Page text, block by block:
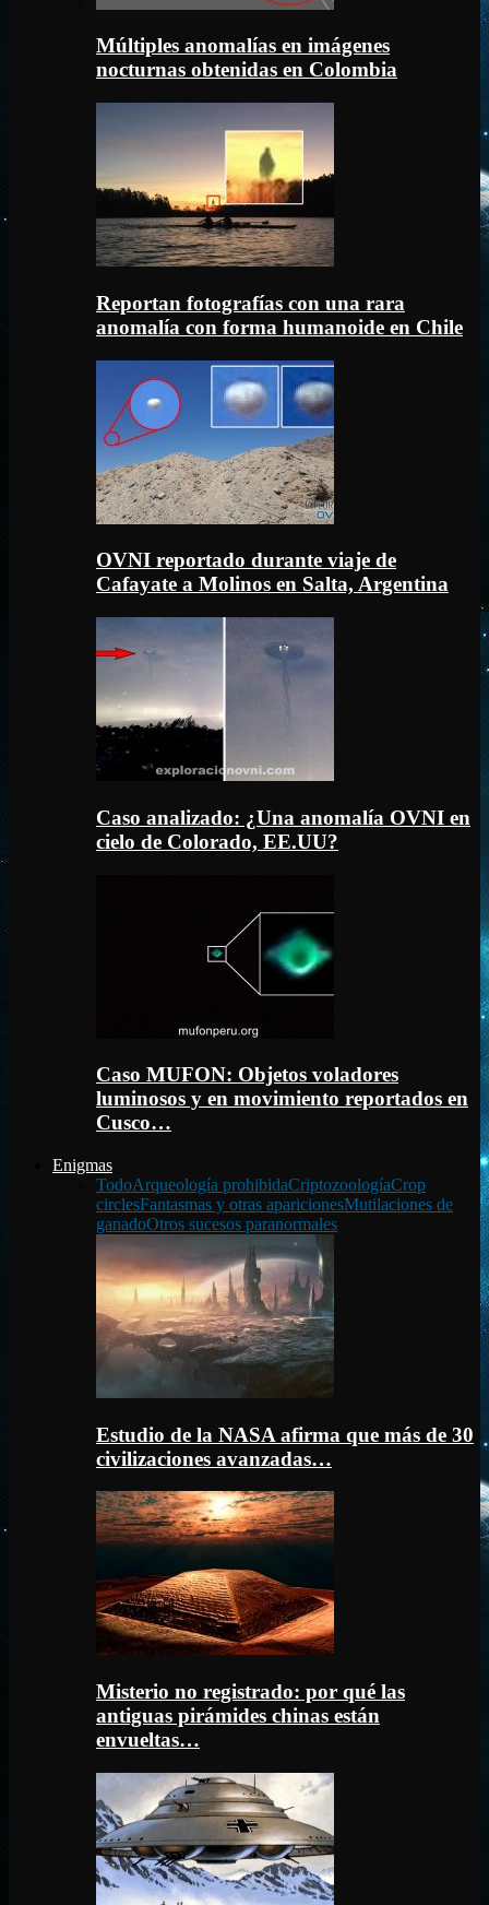
Múltiples anomalías en imágenes
nocturnas obtenidas en Colombia
Reportan fotografías con una rara
anomalía con forma humanoide en Chile
OVNI reportado durante viaje de
Cafayate a Molinos en Salta, Argentina
Caso analizado: ¿Una anomalía OVNI en
cielo de Colorado, EE.UU?
Caso MUFON: Objetos voladores
luminosos y en movimiento reportados en
Cusco…
Enigmas
TodoArqueología prohibidaCriptozoologíaCrop
circlesFantasmas y otras aparicionesMutilaciones de
ganadoOtros sucesos paranormales
Estudio de la NASA afirma que más de 30
civilizaciones avanzadas…
Misterio no registrado: por qué las
antiguas pirámides chinas están
envueltas…